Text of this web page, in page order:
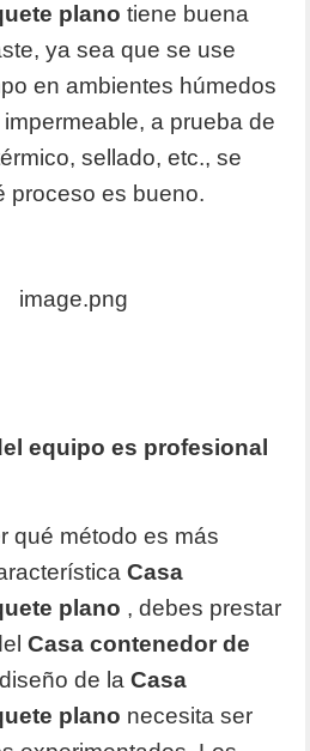
planotiene buena
ya sea que se use
en ambientes húmedos
a prueba de
sellado, etc., se
proceso es bueno.
equipo es profesional
qué método es más
Casa
plano , debes prestar
Casa contenedor de
de laCasa
plano necesita ser